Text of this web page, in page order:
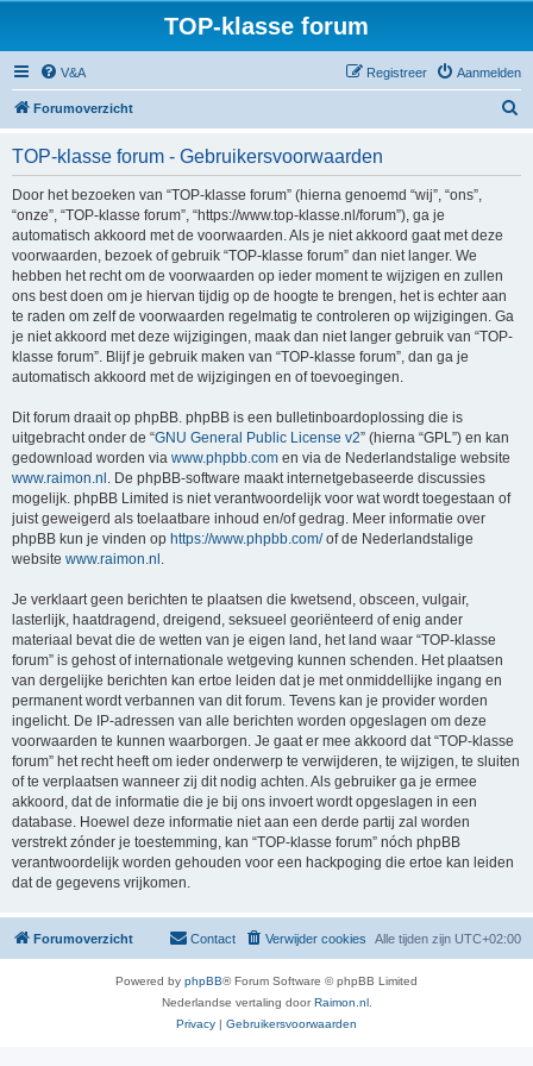
TOP-klasse forum
V&A Aanmelden
Registreer
Forumoverzicht
TOP-klasse forum - Gebruikersvoorwaarden
Door het bezoeken van “TOP-klasse forum” (hierna genoemd “wij”, “ons”,
“onze”, “TOP-klasse forum”, “https://www.top-klasse.nl/forum”), ga je
automatisch akkoord met de voorwaarden. Als je niet akkoord gaat met deze
voorwaarden, bezoek of gebruik “TOP-klasse forum” dan niet langer. We
hebben het recht om de voorwaarden op ieder moment te wijzigen en zullen
ons best doen om je hiervan tijdig op de hoogte te brengen, het is echter aan
te raden om zelf de voorwaarden regelmatig te controleren op wijzigingen. Ga
je niet akkoord met deze wijzigingen, maak dan niet langer gebruik van “TOP-
klasse forum”. Blijf je gebruik maken van “TOP-klasse forum”, dan ga je
automatisch akkoord met de wijzigingen en of toevoegingen.
Dit forum draait op phpBB. phpBB is een bulletinboardoplossing die is
uitgebracht onder de “GNU General Public License v2” (hierna “GPL”) en kan
gedownload worden via www.phpbb.com en via de Nederlandstalige website
www.raimon.nl . De phpBB-software maakt internetgebaseerde discussies
mogelijk. phpBB Limited is niet verantwoordelijk voor wat wordt toegestaan of
juist geweigerd als toelaatbare inhoud en/of gedrag. Meer informatie over
phpBB kun je vinden op https://www.phpbb.com/of de Nederlandstalige
website www.raimon.nl .
Je verklaart geen berichten te plaatsen die kwetsend, obsceen, vulgair,
lasterlijk, haatdragend, dreigend, seksueel georiënteerd of enig ander
materiaal bevat die de wetten van je eigen land, het land waar “TOP-klasse
forum” is gehost of internationale wetgeving kunnen schenden. Het plaatsen
van dergelijke berichten kan ertoe leiden dat je met onmiddellijke ingang en
permanent wordt verbannen van dit forum. Tevens kan je provider worden
ingelicht. De IP-adressen van alle berichten worden opgeslagen om deze
voorwaarden te kunnen waarborgen. Je gaat er mee akkoord dat “TOP-klasse
forum” het recht heeft om ieder onderwerp te verwijderen, te wijzigen, te sluiten
of te verplaatsen wanneer zij dit nodig achten. Als gebruiker ga je ermee
akkoord, dat de informatie die je bij ons invoert wordt opgeslagen in een
database. Hoewel deze informatie niet aan een derde partij zal worden
verstrekt zónder je toestemming, kan “TOP-klasse forum” nóch phpBB
verantwoordelijk worden gehouden voor een hackpoging die ertoe kan leiden
dat de gegevens vrijkomen.
Forumoverzicht Alle tijden zijn UTC+02:00
Verwijder cookies
Contact
Powered by phpBB® Forum Software © phpBB Limited
Nederlandse vertaling doorRaimon.nl.
Privacy | Gebruikersvoorwaarden